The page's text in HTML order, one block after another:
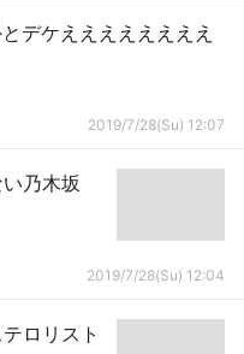
デケええええええええ
2019/7/28(Su) 12:07
乃木坂
2019/7/28(Su) 12:04
ロリスト